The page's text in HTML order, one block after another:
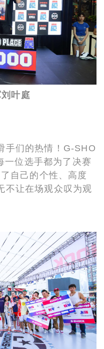
叶庭
手们的热情！G-SHO
一位选手都为了决赛
自己的个性、高度
不让在场观众叹为观